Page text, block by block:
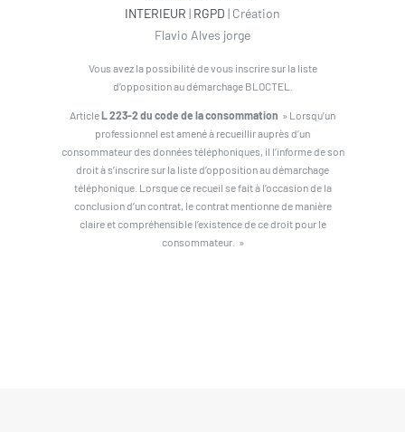
INTERIEUR | RGPD | Création
Flavio Alves jorge
Vous avez la possibilité de vous inscrire sur la liste
d’opposition au démarchage BLOCTEL.
ArticleL 223-2 du code de la consommation » Lorsqu’un
professionnel est amené à recueillir auprès d’un
consommateur des données téléphoniques, il l’informe de son
droit à s’inscrire sur la liste d’opposition au démarchage
téléphonique. Lorsque ce recueil se fait à l’occasion de la
conclusion d’un contrat, le contrat mentionne de manière
claire et compréhensible l’existence de ce droit pour le
consommateur. »